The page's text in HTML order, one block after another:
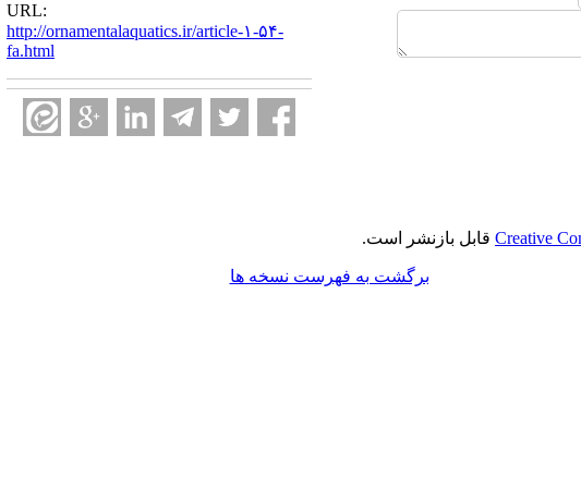
URL:
http://ornamentalaquatics.ir/article-۱-۵۴-
fa.html
Creative قابل بازنشر است.
برگشت به فهرست نسخه ها